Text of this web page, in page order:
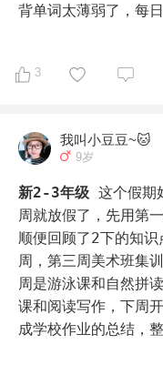
背单词太薄弱了，每
3.课内在上的数学强
体水平，还是需要把
3
我叫小豆豆~🐱
9岁
新2-3年级 这个假期
周就放假了，先用第
顺便回顾了2下的知
周，第三周美术班集
周是游泳课和自然拼
课和阅读写作，下周
成学校作业的总结，
📖，每天都有书面作